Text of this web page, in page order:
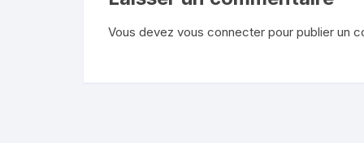
Vous devez vous connecter pour publier un